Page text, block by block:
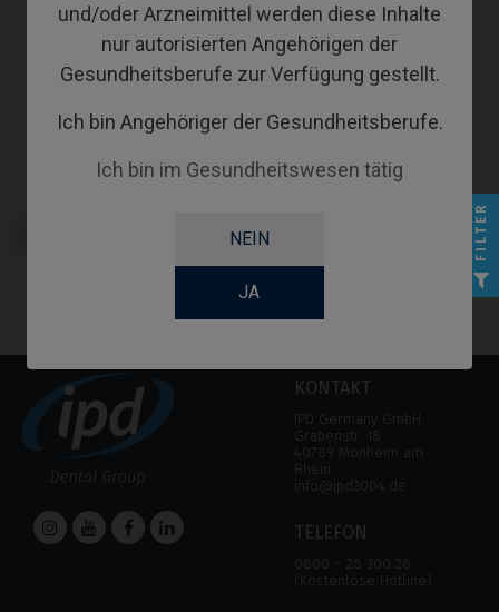
und/oder Arzneimittel werden diese Inhalte
nur autorisierten Angehörigen der
Gesundheitsberufe zur Verfügung gestellt.
Ich bin Angehöriger der Gesundheitsberufe.
Ich bin im Gesundheitswesen tätig
NEIN
JA
KONTAKT
IPD Germany GmbH
Grabenstr. 18
40789 Monheim am
Rhein
info@ipd2004.de
TELEFON
0800 – 28 300 28
(Kostenlose Hotline)
FILTER